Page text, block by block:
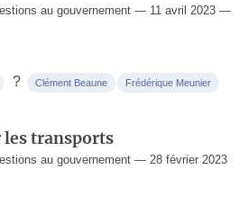
au gouvernement — 11 avril 2023 —
? Clément Beaune Frédérique Meunier
les transports
au gouvernement — 28 février 2023